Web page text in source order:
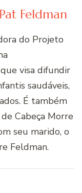
Pat Feldman
do Projeto
que visa difundir
saudáveis,
É também
Cabeça Morre
seu marido, o
Feldman.